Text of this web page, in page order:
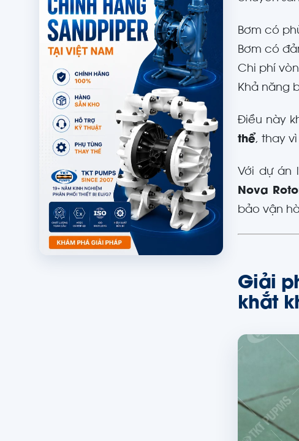
Bơm có
Bơm có
Chi phí
Khả năng
Điều này
thể, thay
Với dự án
Nova
bảo vận
Giải
khắt